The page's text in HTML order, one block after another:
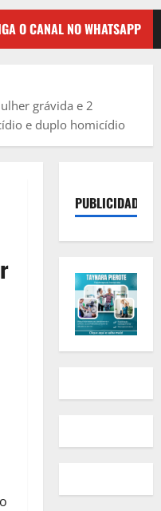
O CANAL NO WHATSAPP
grávida e 2
e duplo homicídio
PUBLICIDADE